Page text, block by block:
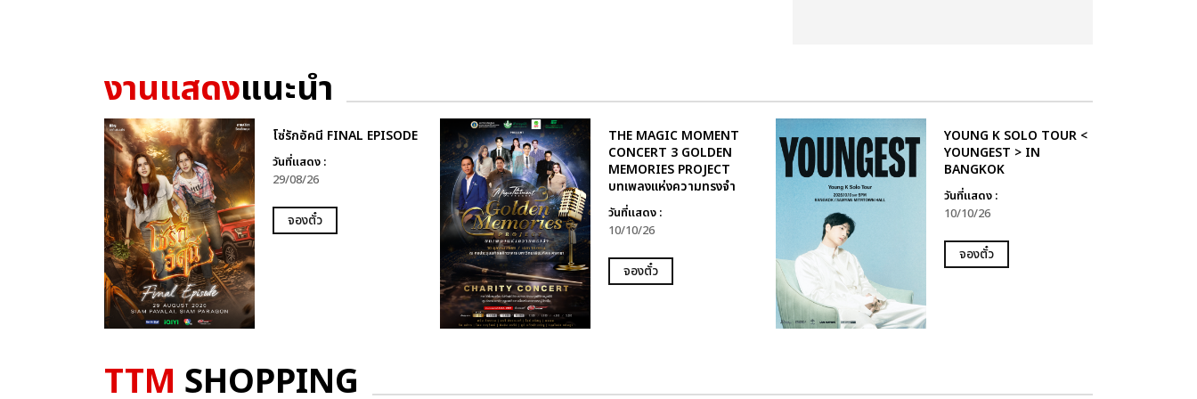
งานแสดงแนะนำ
โซ่รักอัคนี FINAL EPISODE
วันที่แสดง :
29/08/26
จองตั๋ว
THE MAGIC MOMENT
CONCERT 3 GOLDEN
MEMORIES PROJECT
บทเพลงแห่งความทรงจำ
วันที่แสดง :
10/10/26
จองตั๋ว
YOUNG K SOLO TOUR <
YOUNGEST > IN
BANGKOK
วันที่แสดง :
10/10/26
จองตั๋ว
TTM SHOPPING